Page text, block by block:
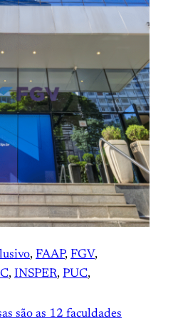
, FAAP, FGV
, INSPER, PUC
são as 12 faculdades